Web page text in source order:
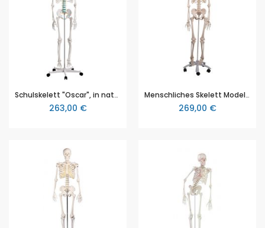
Schulskelett "Oscar", in natürlicher Größe, männliches Erwachsenenskelett, Höhe ca. 170 cm (EZ 2960)
263,00 €
Menschliches Skelett Modell "Stan", lebensgroß, Höhe ca. 175 cm, mit Metallstativ mit 5 Rollen - 3B Smart Anatomy
269,00 €